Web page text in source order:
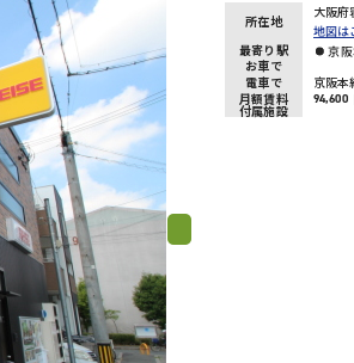
所在地
大阪
地図は
最寄り駅 京阪
お車で
電車で
京阪本
月額賃料
94,600
付属施設